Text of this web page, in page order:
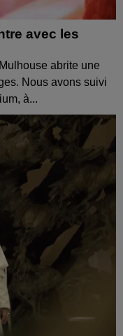
avec les
abrite une
Nous avons suivi
à...